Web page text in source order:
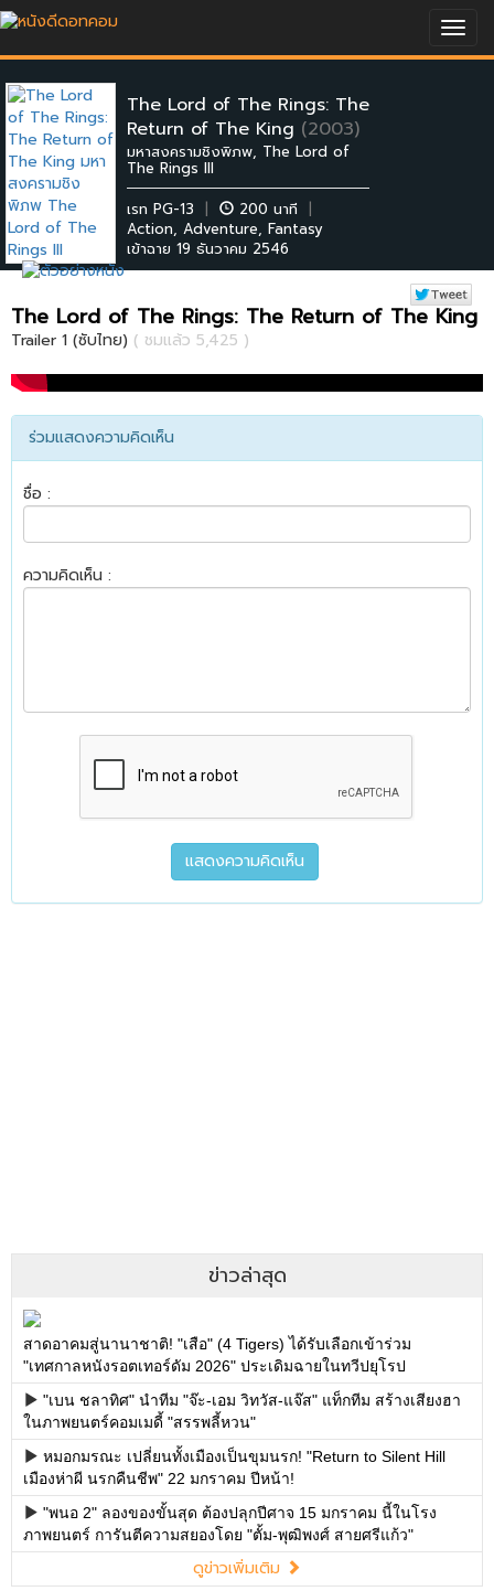
The Lord of The Rings: The
Return of The King (2003)
มหาสงครามชิงพิภพ, The Lord of
The Rings III
เรท PG-13
| 200 นาที
|
Action, Adventure, Fantasy
เข้าฉาย 19 ธันวาคม 2546
The Lord of The Rings: The Return of The King
Trailer 1 (ซับไทย) ( ชมแล้ว 5,425 )
ร่วมแสดงความคิดเห็น
ชื่อ :
ความคิดเห็น :
ข่าวล่าสุด
สาดอาคมสู่นานาชาติ! "เสือ" (4 Tigers) ได้รับเลือกเข้าร่วม
"เทศกาลหนังรอตเทอร์ดัม 2026" ประเดิมฉายในทวีปยุโรป
"เบน ชลาทิศ" นำทีม "จ๊ะ-เอม วิทวัส-แจ๊ส" แท็กทีม สร้างเสียงฮา
ในภาพยนตร์คอมเมดี้ "สรรพลี้หวน"
หมอกมรณะ เปลี่ยนทั้งเมืองเป็นขุมนรก! "Return to Silent Hill
เมืองห่าผี นรกคืนชีพ" 22 มกราคม ปีหน้า!
"พนอ 2" ลองของขั้นสุด ต้องปลุกปีศาจ 15 มกราคม นี้ในโรง
ภาพยนตร์ การันตีความสยองโดย "ตั้ม-พุฒิพงศ์ สายศรีแก้ว"
ดูข่าวเพิ่มเติม